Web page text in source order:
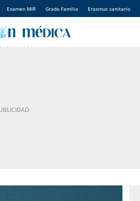
Examen MIR Grado Familia Erasmus sanitario